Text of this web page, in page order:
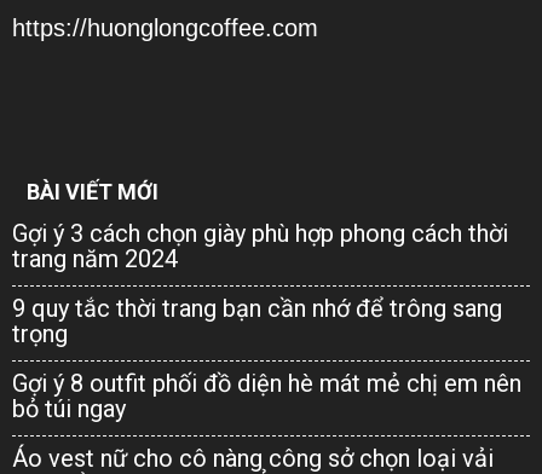
https://huonglongcoffee.com
BÀI VIẾT MỚI
Gợi ý 3 cách chọn giày phù hợp phong cách thời
trang năm 2024
9 quy tắc thời trang bạn cần nhớ để trông sang
trọng
Gợi ý 8 outfit phối đồ diện hè mát mẻ chị em nên
bỏ túi ngay
Áo vest nữ cho cô nàng công sở chọn loại vải